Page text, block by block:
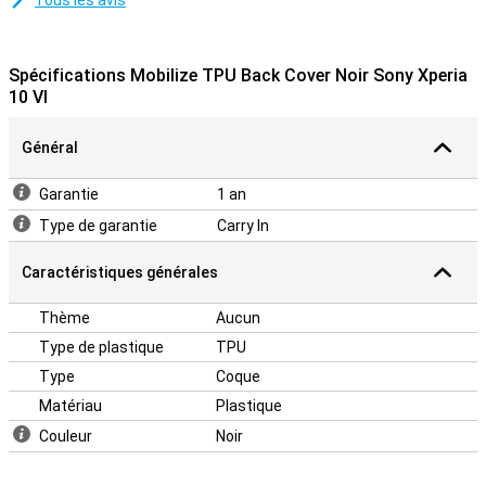
Spécifications Mobilize TPU Back Cover Noir Sony Xperia
10 VI
Général
Garantie
1 an
Type de garantie
Carry In
Caractéristiques générales
Thème
Aucun
Type de plastique
TPU
Type
Coque
Matériau
Plastique
Couleur
Noir